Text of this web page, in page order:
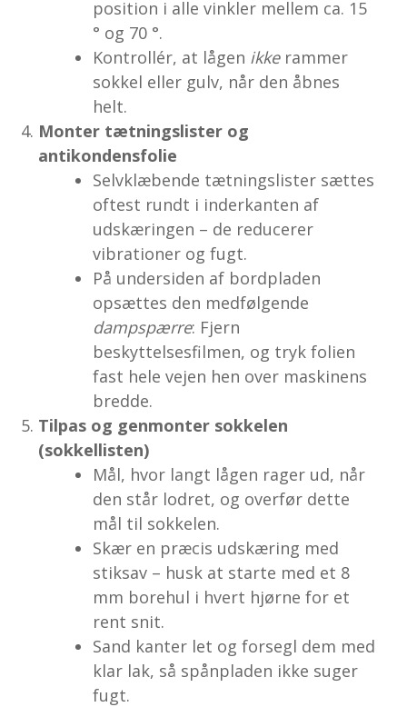
position i alle vinkler mellem ca. 15
° og 70 °.
Kontrollér, at lågen ikkerammer
sokkel eller gulv, når den åbnes
helt.
Monter tætningslister og
antikondensfolie
Selvklæbende tætningslister sættes
oftest rundt i inderkanten af
udskæringen – de reducerer
vibrationer og fugt.
På undersiden af bordpladen
opsættes den medfølgende
dampspærre: Fjern
beskyttelsesfilmen, og tryk folien
fast hele vejen hen over maskinens
bredde.
Tilpas og genmonter sokkelen
(sokkellisten)
Mål, hvor langt lågen rager ud, når
den står lodret, og overfør dette
mål til sokkelen.
Skær en præcis udskæring med
stiksav – husk at starte med et 8
mm borehul i hvert hjørne for et
rent snit.
Sand kanter let og forsegl dem med
klar lak, så spånpladen ikke suger
fugt.